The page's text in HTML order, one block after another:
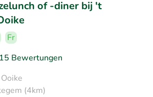
of -diner bij 't
Fr
Bewertungen
(4km)